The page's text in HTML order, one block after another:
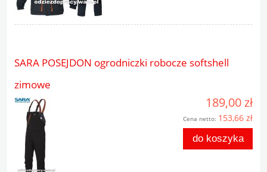
SARA POSEJDON ogrodniczki robocze softshell
zimowe
189,00 zł
Cena netto: 153,66 zł
do koszyka